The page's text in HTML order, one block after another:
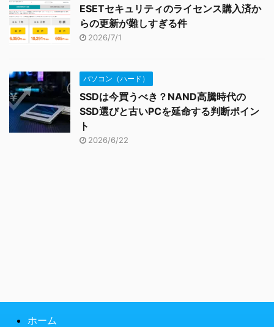
ESETセキュリティのライセンス購入済か
らの更新が難しすぎる件
2026/7/1
パソコン（ハード）
SSDは今買うべき？NAND高騰時代の
SSD選びと古いPCを延命する判断ポイン
ト
2026/6/22
ホーム